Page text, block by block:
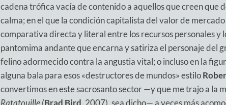
cadena trófica vacía de contenido a aquellos que creen que
calma; en el que la condición capitalista del valor de
comparativa directa y literal entre los recursos personales y
pantomima andante que encarna y satiriza el personaje del
felino adormecido contra la angustia vital; o incluso en la
alguna bala para esos «destructores de mundos» estilo
convertimos en este sacrosanto sector —y que me trajo a la
Ratatouille(Brad Bird , 2007), sea dicho— a veces más